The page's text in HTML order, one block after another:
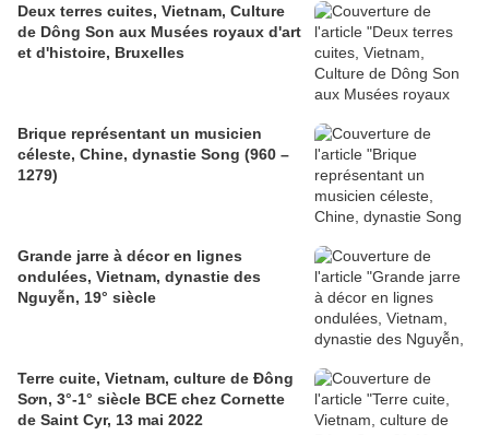
Deux terres cuites, Vietnam, Culture
de Dông Son aux Musées royaux d'art
et d'histoire, Bruxelles
Brique représentant un musicien
céleste, Chine, dynastie Song (960 –
1279)
Grande jarre à décor en lignes
ondulées, Vietnam, dynastie des
Nguyễn, 19° siècle
Terre cuite, Vietnam, culture de Đông
Sơn, 3°-1° siècle BCE chez Cornette
de Saint Cyr, 13 mai 2022